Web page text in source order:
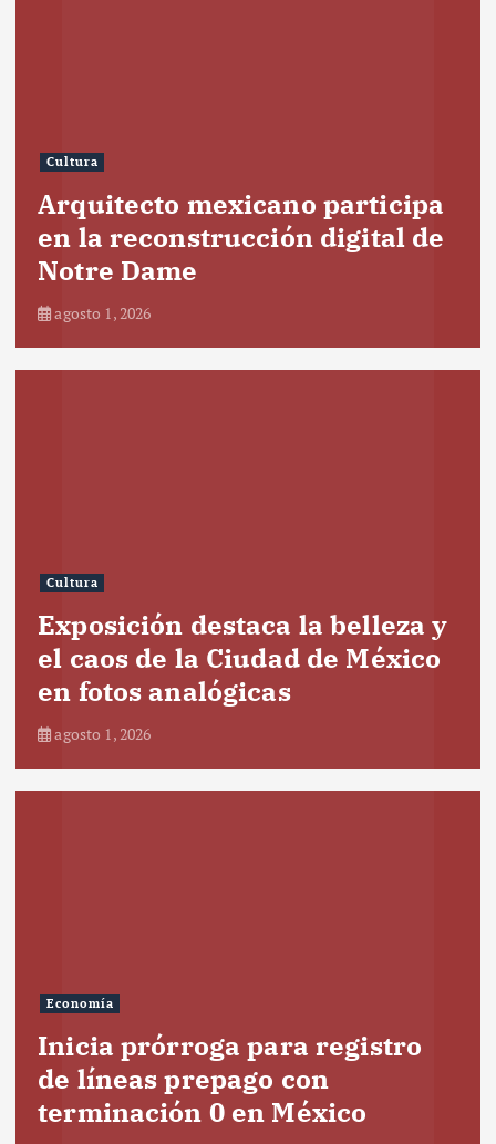
Cultura
Arquitecto mexicano participa
en la reconstrucción digital de
Notre Dame
agosto 1, 2026
Cultura
Exposición destaca la belleza y
el caos de la Ciudad de México
en fotos analógicas
agosto 1, 2026
Economía
Inicia prórroga para registro
de líneas prepago con
terminación 0 en México